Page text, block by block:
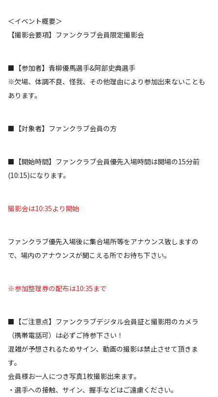
＜イベント概要＞
【撮影会要項】ファンクラブ会員限定撮影会
■【参加者】青柳優馬選手&阿部史典選手
※欠場、体調不良、怪我、その他理由により参加出来ないことも
あります。
■【対象者】ファンクラブ会員の方
■【開始時間】ファンクラブ会員優先入場時間は開場の15分前
(10:15)になります。
撮影会は10:35より開始
ファンクラブ優先入場後に集合場所等をアナウンス致しますの
で、場内のアナウンスが聞こえる所でお待ち下さい。
※参加整理券の配布は10:35まで
■【ご注意点】ファンクラブデジタル会員証と撮影用のカメラ
（携帯電話可）は必ずご持参下さい！
混雑が予想されるためサイン、動画の撮影は禁止させて頂きま
す。
会員様お一人につき写真1枚撮影出来ます。
・選手への接触、サイン、握手などはご遠慮ください。